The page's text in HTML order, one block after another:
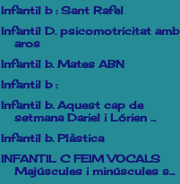
Infantil b : Sant Rafel
Infantil D. psicomotricitat amb
aros
Infantil b. Mates ABN
Infantil b :
Infantil b. Aquest cap de
setmana Dariel i Lórien ...
Infantil b. Plàstica
INFANTIL C FEIM VOCALS
Majúscules i minúscules s...